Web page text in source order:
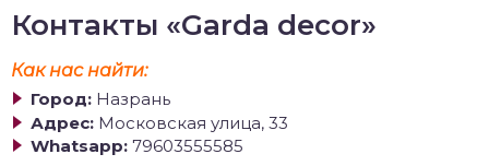
Контакты «Garda decor»
Как нас найти:
Город: Назрань
Адрес: Московская улица, 33
Whatsapp: 79603555585